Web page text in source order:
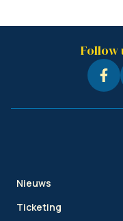
Follow
Nieuws
Ticketing